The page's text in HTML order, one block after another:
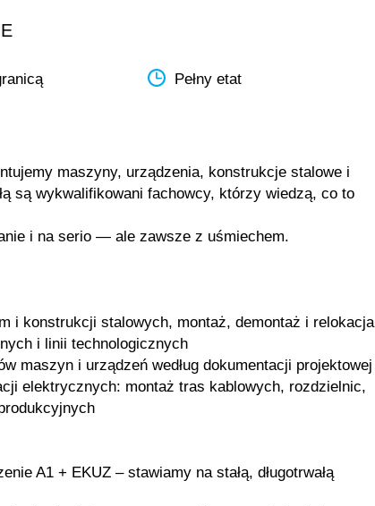
Pełny etat
maszyny, urządzenia, konstrukcje stalowe i
są wykwalifikowani fachowcy, którzy wiedzą, co to
i na serio — ale zawsze z uśmiechem.
i konstrukcji stalowych, montaż, demontaż i relokacja
i linii technologicznych
maszyn i urządzeń według dokumentacji projektowej
elektrycznych: montaż tras kablowych, rozdzielnic,
A1 + EKUZ – stawiamy na stałą, długotrwałą